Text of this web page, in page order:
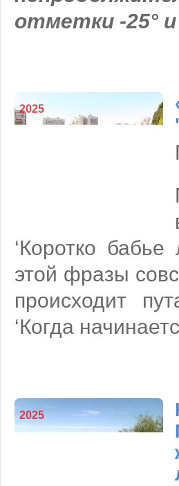
отметки -25°
2025
‘Коротко
этой фразы
происходит
‘Когда
2025